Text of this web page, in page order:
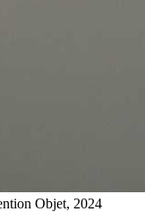
Objet, 2024